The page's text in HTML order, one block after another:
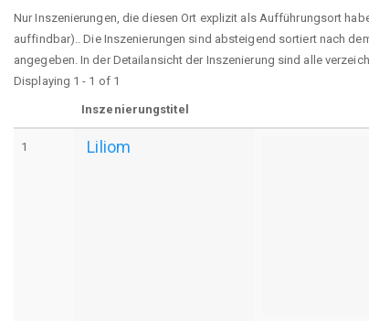
Nur Inszenierungen, die diesen Ort explizit als Aufführungsort
auffindbar).. Die Inszenierungen sind absteigend sortiert nach
angegeben. In der Detailansicht der Inszenierung sind alle
Displaying 1 - 1 of 1
Inszenierungstitel
1 Liliom